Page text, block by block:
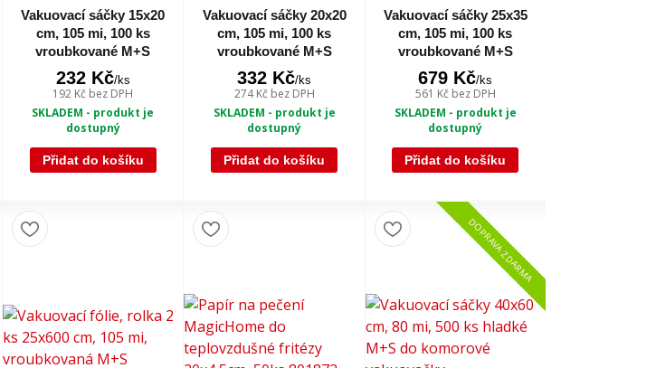
Vakuovací sáčky 15x20
cm, 105 mi, 100 ks
vroubkované M+S
232 Kč/ks
192 Kč bez DPH
SKLADEM - produkt je
dostupný
Přidat do košíku
Vakuovací sáčky 20x20
cm, 105 mi, 100 ks
vroubkované M+S
332 Kč/ks
274 Kč bez DPH
SKLADEM - produkt je
dostupný
Přidat do košíku
Vakuovací sáčky 25x35
cm, 105 mi, 100 ks
vroubkované M+S
679 Kč/ks
561 Kč bez DPH
SKLADEM - produkt je
dostupný
Přidat do košíku
DOPRAVA ZDARMA